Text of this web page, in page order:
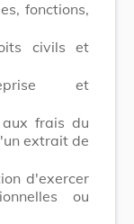
fonctions,
civils et
et
frais du
extrait de
d'exercer
ou